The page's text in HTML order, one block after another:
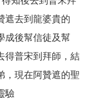
遮去到龍婆貴的
成後幫信徒及幫
得普宋到拜師，結
，現在阿贊遮的聖
驗